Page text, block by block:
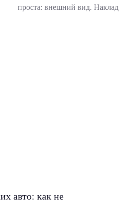
проста: внешний вид.
авто: как не